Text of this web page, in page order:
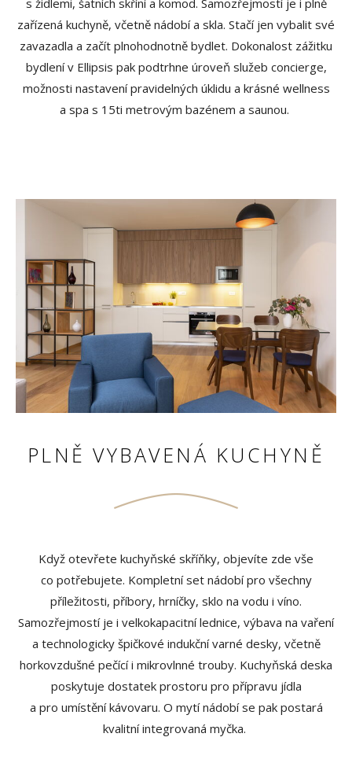
zařízená kuchyně, včetně nádobí a skla. Stačí jen vybalit své
zavazadla a začít plnohodnotně bydlet. Dokonalost zážitku
bydlení v Ellipsis pak podtrhne úroveň služeb concierge,
možnosti nastavení pravidelných úklidu a krásné wellness
a spa s 15ti metrovým bazénem a saunou.
PLNĚ VYBAVENÁ KUCHYNĚ
Když otevřete kuchyňské skříňky, objevíte zde vše
co potřebujete. Kompletní set nádobí pro všechny
příležitosti, příbory, hrníčky, sklo na vodu i víno.
Samozřejmostí je i velkokapacitní lednice, výbava na vaření
a technologicky špičkové indukční varné desky, včetně
horkovzdušné pečící i mikrovlnné trouby. Kuchyňská deska
poskytuje dostatek prostoru pro přípravu jídla
a pro umístění kávovaru. O mytí nádobí se pak postará
kvalitní integrovaná myčka.